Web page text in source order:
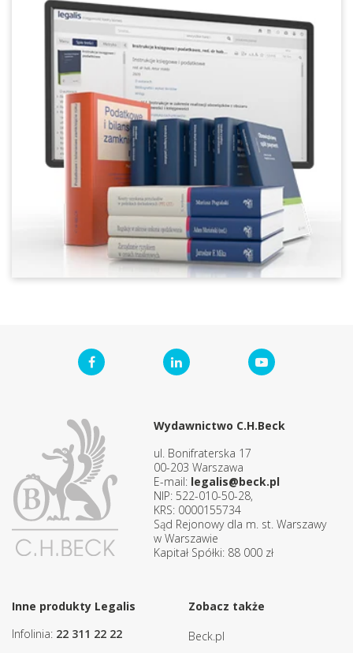
Wydawnictwo C.H.Beck
ul. Bonifraterska 17
00-203 Warszawa
E-mail: legalis@beck.pl
NIP: 522-010-50-28,
KRS: 0000155734
Sąd Rejonowy dla m. st. Warszawy
w Warszawie
Kapitał Spółki: 88 000 zł
Inne produkty Legalis
Infolinia: 22 311 22 22
Zobacz także
Beck.pl